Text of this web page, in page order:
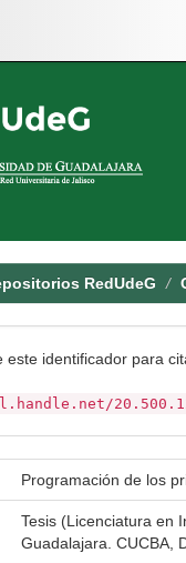
RedUdeG
este identificador para
Programación de los
Tesis (Licenciatura en
Guadalajara. CUCBA,